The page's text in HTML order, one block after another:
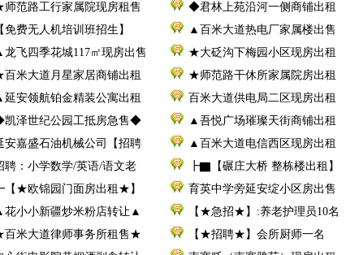
范路工行家属院现房租售
◆君林上苑沿河一侧商铺出租
【免费无人机培训班招生】
▲百米大道热电厂家属楼出售
龙飞四季花城117㎡现房出售
★大砭沟下梅园小区现房出租
米大道月星家居商铺出租
★师范路干休所家属院房出租
延安领航铂金精装公寓出租
百米大道供电局二区现房出租
泽世纪公园工抵房急售◆
▲吾悦广场璀璨天街商铺出租
安嘉盛石油机械公司【招聘
▲百米大道电信西区现房出租
聘：小学数学/英语/语文老
┣▇【碾庄大桥 整栋楼出租】
┣【★欧锦园门面房出租★】
育英中学旁延安绽小区房出售
花小小新疆炒米粉店转让▲
【★急招★】:养老护理员10名
米大道律师事务所租售★
【★招聘★】会所厨师一名